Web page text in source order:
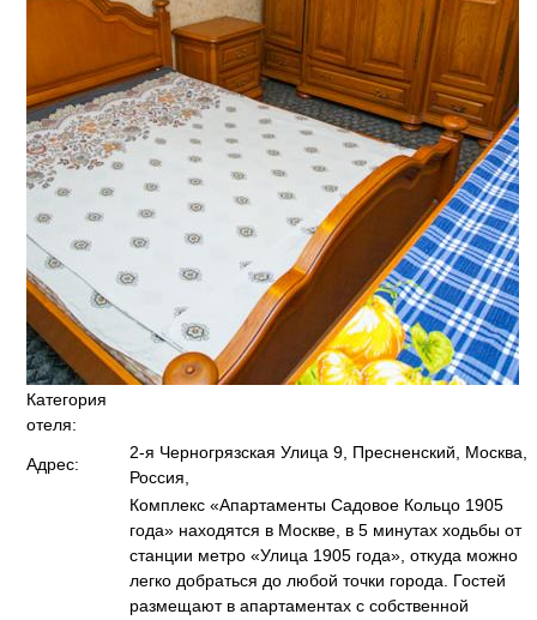
Категория
отеля:
Адрес:
2-я Черногрязская Улица 9, Пресненский, Москва,
Россия,
Комплекс «Апартаменты Садовое Кольцо 1905
года» находятся в Москве, в 5 минутах ходьбы от
станции метро «Улица 1905 года», откуда можно
легко добраться до любой точки города. Гостей
размещают в апартаментах с собственной